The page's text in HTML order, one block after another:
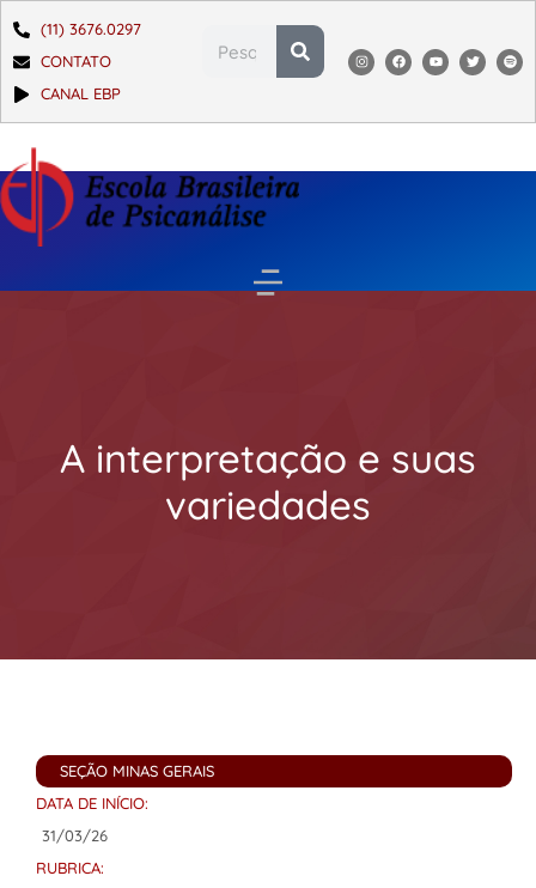
(11) 3676.0297
CONTATO
CANAL EBP
A interpretação e suas
variedades
SEÇÃO MINAS GERAIS
DATA DE INÍCIO:
31/03/26
RUBRICA: